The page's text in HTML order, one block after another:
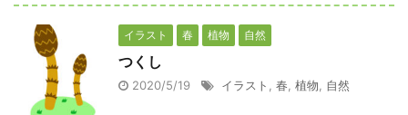
イラスト 春 植物 自然
つくし
2020/5/19 イラスト 春 植物 自然